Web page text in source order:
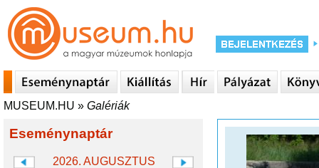
MUSEUM.HU » Galériák
Eseménynaptár
2026. AUGUSZTUS